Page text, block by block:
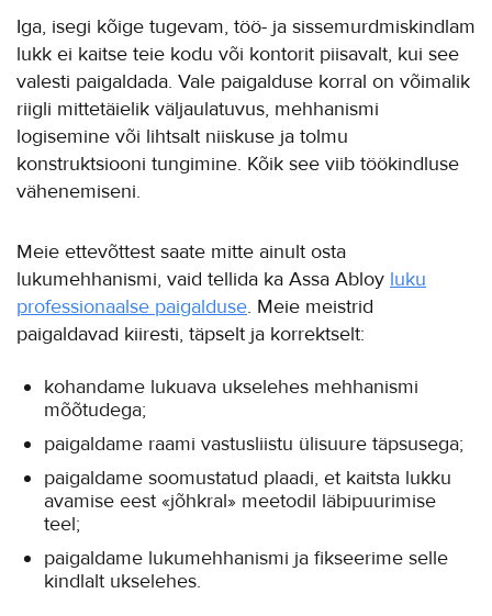
Iga, isegi kõige tugevam, töö- ja sissemurdmiskindlam
lukk ei kaitse teie kodu või kontorit piisavalt, kui see
valesti paigaldada. Vale paigalduse korral on võimalik
riigli mittetäielik väljaulatuvus, mehhanismi
logisemine või lihtsalt niiskuse ja tolmu
konstruktsiooni tungimine. Kõik see viib töökindluse
vähenemiseni.
Meie ettevõttest saate mitte ainult osta
lukumehhanismi, vaid tellida ka Assa Abloy luku
professionaalse paigalduse. Meie meistrid
paigaldavad kiiresti, täpselt ja korrektselt:
kohandame lukuava ukselehes mehhanismi
mõõtudega;
paigaldame raami vastusliistu ülisuure täpsusega;
paigaldame soomustatud plaadi, et kaitsta lukku
avamise eest «jõhkral» meetodil läbipuurimise
teel;
paigaldame lukumehhanismi ja fikseerime selle
kindlalt ukselehes.